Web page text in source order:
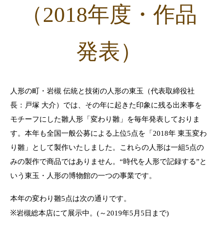
（2018年度・作品
発表）
人形の町・岩槻 伝統と技術の人形の東玉（代表取締役社
長：戸塚 大介）では、その年に起きた印象に残る出来事を
モチーフにした雛人形「変わり雛」を毎年発表しておりま
す。本年も全国一般公募による上位5点を「2018年 東玉変わ
り雛」として製作いたしました。これらの人形は一組5点の
みの製作で商品ではありません。“時代を人形で記録する”と
いう東玉・人形の博物館の一つの事業です。
本年の変わり雛5点は次の通りです。
※岩槻総本店にて展示中。(～2019年5月5日まで)